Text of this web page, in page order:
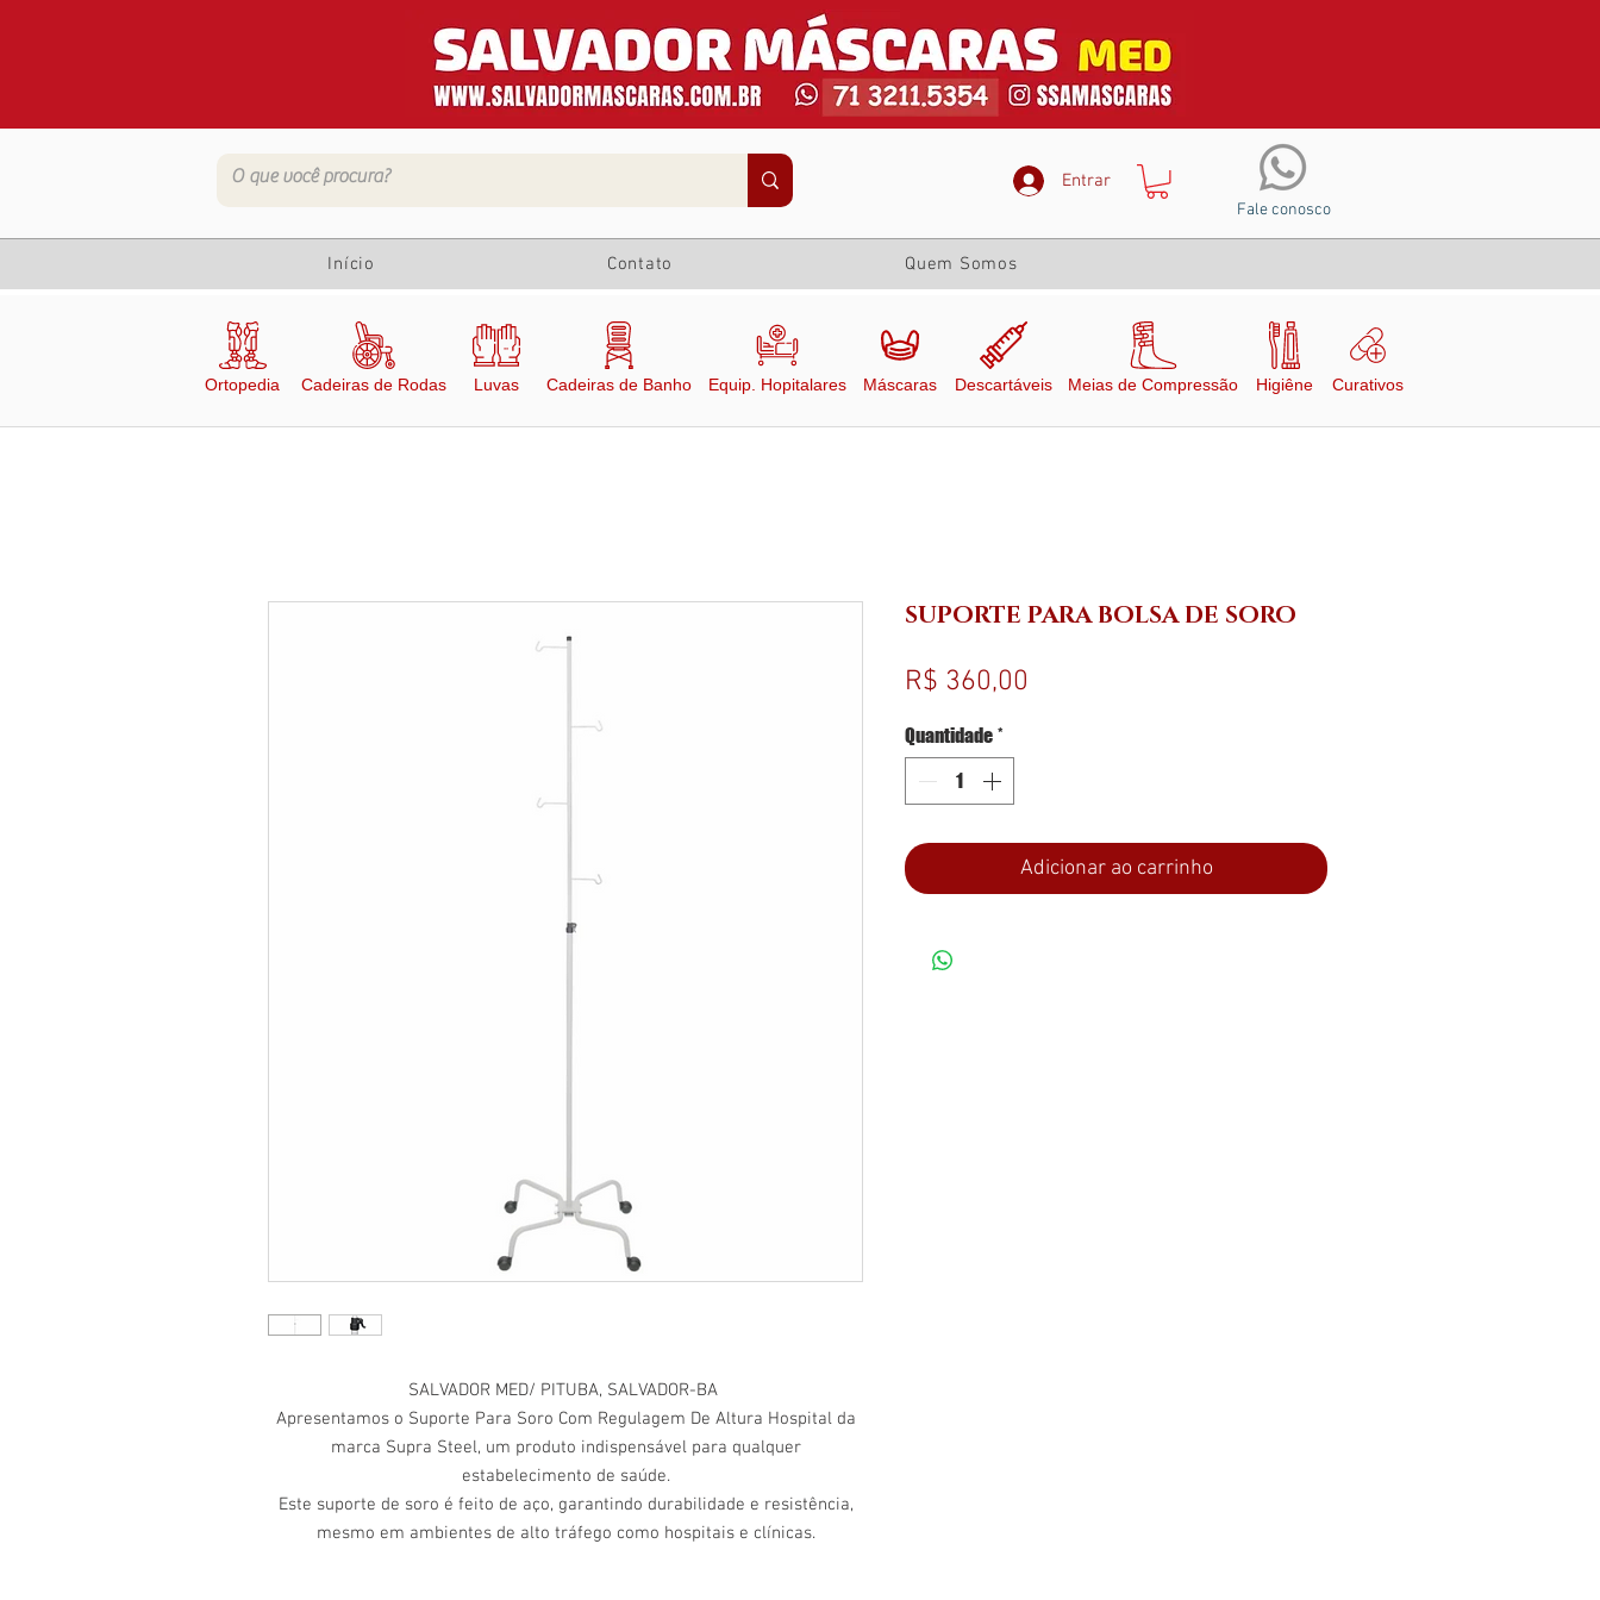
Início Contato Quem Somos
Entrar
Fale conosco
Ortopedia Cadeiras de Rodas Luvas Cadeiras de Banho Equip. Hopitalares Máscaras Descartáveis Meias de Compressão Higiêne Curativos
SALVADOR MED/ PITUBA, SALVADOR-BA
Apresentamos o Suporte Para Soro Com Regulagem De Altura Hospital da
marca Supra Steel, um produto indispensável para qualquer
estabelecimento de saúde.
Este suporte de soro é feito de aço, garantindo durabilidade e resistência,
mesmo em ambientes de alto tráfego como hospitais e clínicas.
SUPORTE PARA BOLSA DE SORO
R$ 360,00
Quantidade *
Adicionar ao carrinho